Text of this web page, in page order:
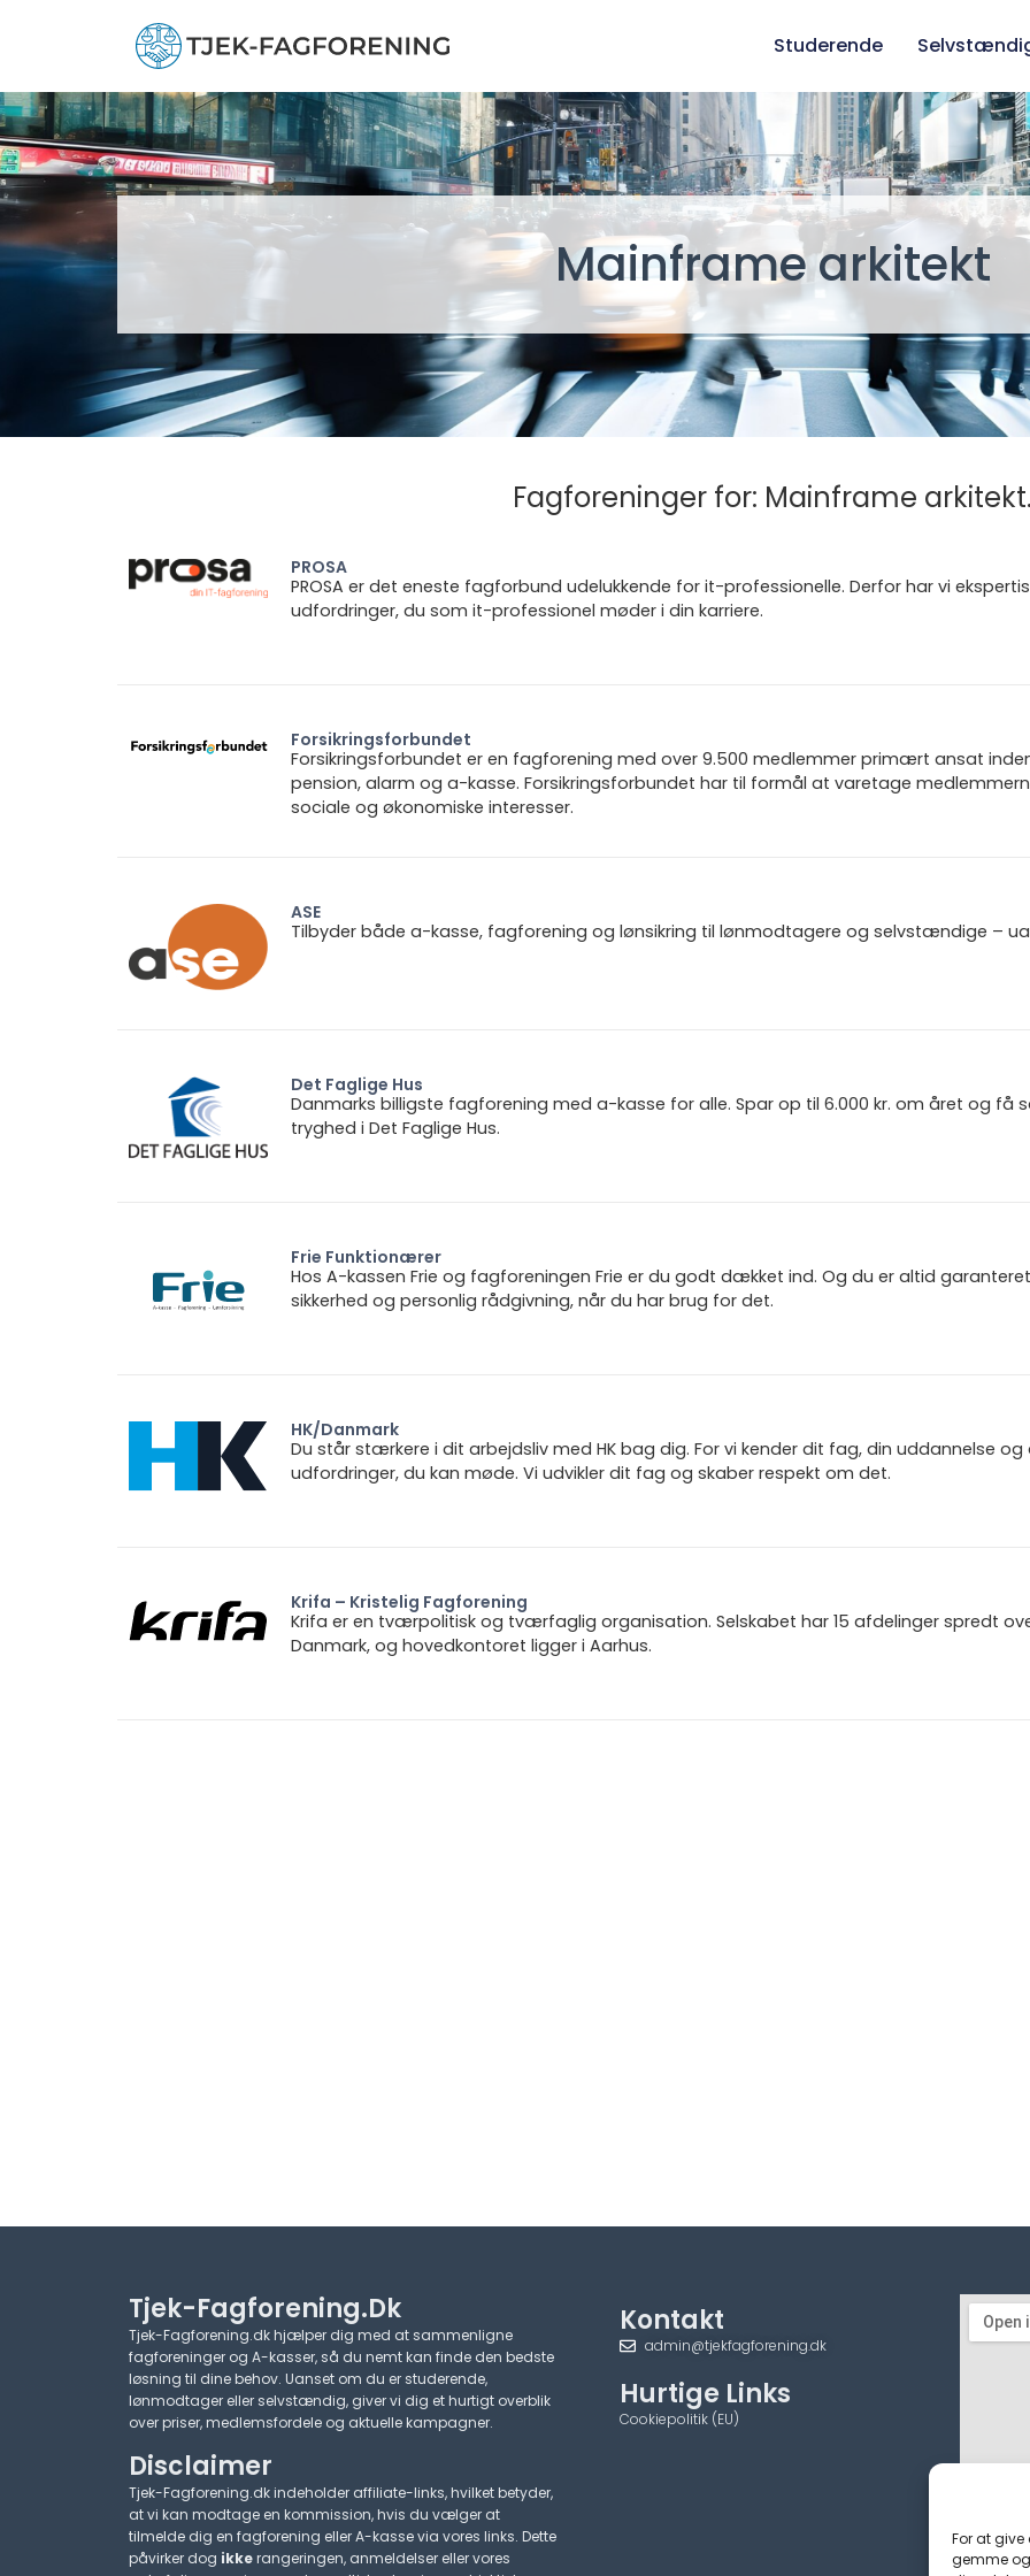
For at
gemme
Studerende
Mainframe arkitekt
Fagforeninger for: Mainframe
PROSA
PROSA er det eneste fagforbund udelukkende for it-professionelle. Derfor har vi
udfordringer, du som it-professionel møder i din karriere.
Forsikringsforbundet
Forsikringsforbundet er en fagforening med over 9.500 medlemmer primært ansat
pension, alarm og a-kasse. Forsikringsforbundet har til formål at varetage
sociale og økonomiske interesser.
ASE
Tilbyder både a-kasse, fagforening og lønsikring til lønmodtagere og selvstændige –
Det Faglige Hus
Danmarks billigste fagforening med a-kasse for alle. Spar op til 6.000 kr. om året og få
tryghed i Det Faglige Hus.
Frie Funktionærer
Hos A-kassen Frie og fagforeningen Frie er du godt dækket ind. Og du er altid
sikkerhed og personlig rådgivning, når du har brug for det.
HK/Danmark
Du står stærkere i dit arbejdsliv med HK bag dig. For vi kender dit fag, din uddannelse og
udfordringer, du kan møde. Vi udvikler dit fag og skaber respekt om det.
Krifa – Kristelig Fagforening
Krifa er en tværpolitisk og tværfaglig organisation. Selskabet har 15 afdelinger spredt
Danmark, og hovedkontoret ligger i Aarhus.
Tjek-Fagforening.dk
Tjek-Fagforening.dk hjælper dig med at sammenligne
fagforeninger og A-kasser, så du nemt kan finde den bedste
løsning til dine behov. Uanset om du er studerende,
lønmodtager eller selvstændig, giver vi dig et hurtigt overblik
over priser, medlemsfordele og aktuelle kampagner.​
Disclaimer
Tjek-Fagforening.dk indeholder affiliate-links, hvilket betyder,
at vi kan modtage en kommission, hvis du vælger at
tilmelde dig en fagforening eller A-kasse via vores links. Dette
påvirker dog ikkerangeringen, anmeldelser eller vores
Kontakt
admin@tjekfagforening.dk
Hurtige Links
Cookiepolitik (EU)